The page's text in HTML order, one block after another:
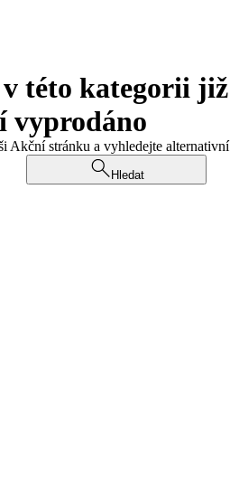
této kategorii
vyprodáno
Akční stránku a vyhledejte
Hledat